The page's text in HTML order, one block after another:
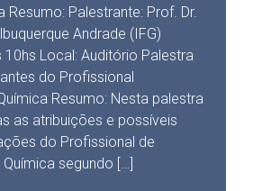
Resumo: Palestrante: Prof. Dr.
Andrade (IFG)
10hs Local: Auditório Palestra
do Profissional
Resumo: Nesta palestra
as atribuições e possíveis
do Profissional de
segundo […]